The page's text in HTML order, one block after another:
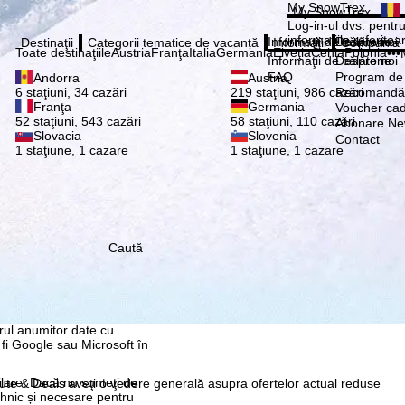
pe care noi, TravelTrex
folosind informații
recomandări
anumitor date cu
Google sau Microsoft în
Dacă nu sunteţi de
și necesare pentru
Abonează
My SnowTrex
My SnowTrex
Log-in-ul dvs.
informaţiile
Vă
Destinaţii
Toate destinaţiileAustriaFranţaItaliaGermaniaElveţiaCehiaPolonia•••
Andorra
6 staţiuni, 34 cazări
Austria
219 staţiuni, 986 cazări
Franţa
52 staţiuni, 543 cazări
Germania
58 staţiuni, 110 cazări
Slovacia
1 staţiune, 1 cazare
Slovenia
1 staţiune, 1 cazare
Categorii tematice de vacanță Informaţii
Informaţii de călătorie
Informaţii de călătorie
FAQ
Compania
Despre noi
Despre noi
Program
Voucher
Abonare
Contact
Caută
& Deals aveţi o vedere generală asupra ofertelor actual reduse